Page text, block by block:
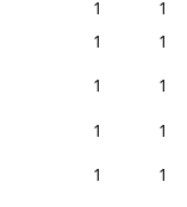
1
1
1
1
1
1
1
1
1
1